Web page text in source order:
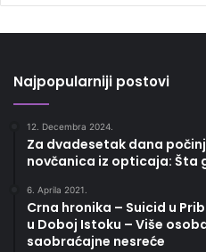
Najpopularniji postovi
12. Decembra 2024.
Za dvadesetak dana
novčanica iz opticaja: Šta
6. Aprila 2021.
Crna hronika – Suicid u
u Doboj Istoku – Više
saobraćajne nesreće